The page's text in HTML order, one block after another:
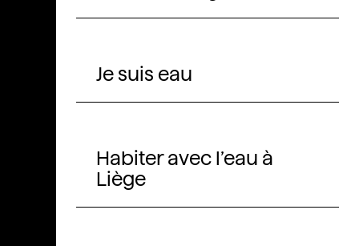
Je suis eau
Habiter avec l’eau à
Liège